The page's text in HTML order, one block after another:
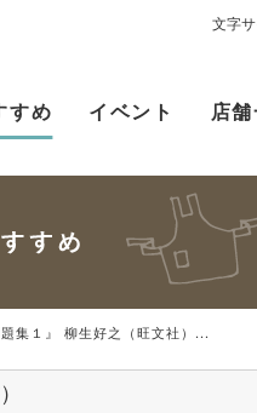
文字
すめ イベント 店
集１』 柳生好之（旺文社）...